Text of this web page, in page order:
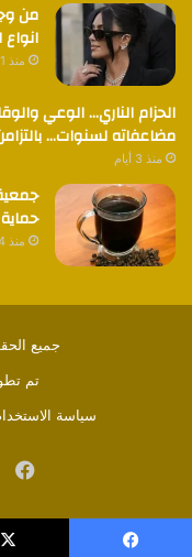
من
منذ 21 ساعة
الحزام الناري… الوعي
مضاعفاته لسنوات…
منذ 3 أيام
منذ 4 أيام
جميع
تم
سياسة